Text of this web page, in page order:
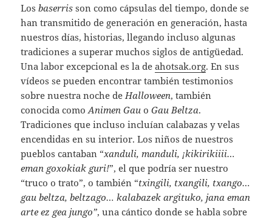
Losbaserris son como cápsulas del tiempo, donde se
han transmitido de generación en generación, hasta
nuestros días, historias, llegando incluso algunas
tradiciones a superar muchos siglos de antigüedad.
Una labor excepcional es la deahotsak.org. En sus
vídeos se pueden encontrar también testimonios
sobre nuestra noche de Halloween, también
conocida comoAnimen Gau oGau Beltza.
Tradiciones que incluso incluían calabazas y velas
encendidas en su interior. Los niños de nuestros
pueblos cantaban “xanduli, manduli, ¡kikirikiiii…
eman goxokiak guri!”, el que podría ser nuestro
“truco o trato”, o también “txingili, txangili, txango…
gau beltza, beltzago… kalabazek argituko, jana eman
arte ez gea jungo”, una cántico donde se habla sobre